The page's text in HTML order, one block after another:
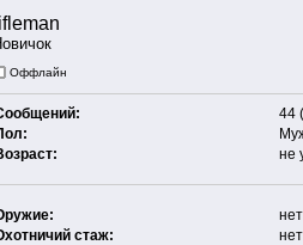
Оффлайн
44
не
нет
стаж: